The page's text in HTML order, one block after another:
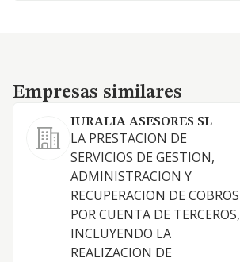
Empresas similares
Empresas similares
IURALIA ASESORES SL
LA PRESTACION DE
SERVICIOS DE GESTION,
ADMINISTRACION Y
RECUPERACION DE COBROS
POR CUENTA DE TERCEROS,
INCLUYENDO LA
REALIZACION DE